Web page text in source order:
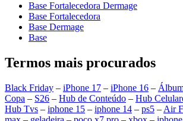
Base Fortalecedora Dermage
Base Fortalecedora
Base Dermage
Base
Termos mais procurados
Black Friday – iPhone 17 – iPhone 16 –
Copa – S26 – Hub de Conteúdo – Hub
Hub Tvs – iphone 15 – iphone 14 – ps5 – Air